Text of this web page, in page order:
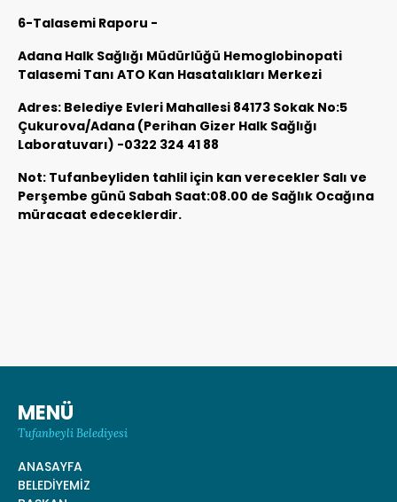
6-Talasemi Raporu -
Adana Halk Sağlığı Müdürlüğü Hemoglobinopati
Talasemi Tanı ATO Kan Hasatalıkları Merkezi
Adres: Belediye Evleri Mahallesi 84173 Sokak No:5
Çukurova/Adana (Perihan Gizer Halk Sağlığı
Laboratuvarı) -0322 324 41 88
Not: Tufanbeyliden tahlil için kan verecekler Salı ve
Perşembe günü Sabah Saat:08.00 de Sağlık Ocağına
müracaat edeceklerdir.
MENÜ
Tufanbeyli Belediyesi
ANASAYFA
BELEDİYEMİZ